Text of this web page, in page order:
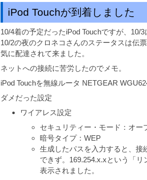
iPod Touchが到着しました
10/4着の予定だったiPod Touchですが、10/
10/2の夜のクロネコさんのステータスは伝
気に配達されて来ました。
ネットへの接続に苦労したのでメモ。
iPod Touchを無線ルータ NETGEAR
ダメだった設定
ワイアレス設定
セキュリティー・モード：オー
暗号タイプ：WEP
生成したパスを入力すると、接
できず。169.254.x.xという「
表示されました。